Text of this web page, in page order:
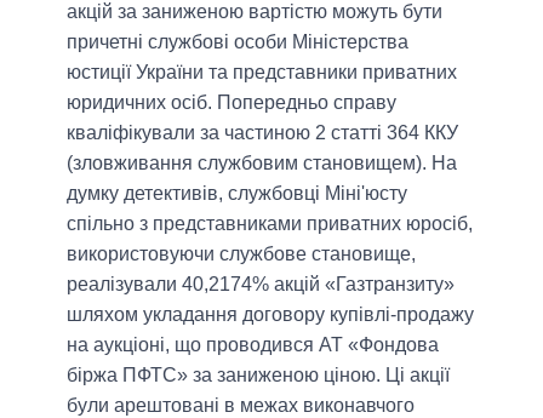
акцій за заниженою вартістю можуть бути
причетні службові особи Міністерства
юстиції України та представники приватних
юридичних осіб. Попередньо справу
кваліфікували за частиною 2 статті 364 ККУ
(зловживання службовим становищем). На
думку детективів, службовці Міні'юсту
спільно з представниками приватних юросіб,
використовуючи службове становище,
реалізували 40,2174% акцій «Газтранзиту»
шляхом укладання договору купівлі-продажу
на аукціоні, що проводився АТ «Фондова
біржа ПФТС» за заниженою ціною. Ці акції
були арештовані в межах виконавчого